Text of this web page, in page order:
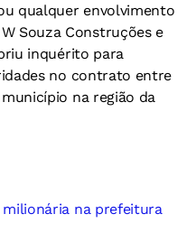
qualquer envolvimento
Souza Construções e
inquérito para
no contrato entre
na região da
na prefeitura